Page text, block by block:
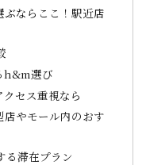
ならここ！駅近店
h&m選び
セス重視なら
やモール内のおす
る滞在プラン